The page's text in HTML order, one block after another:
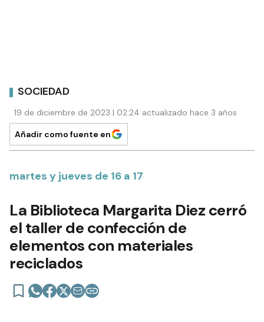
SOCIEDAD
19 de diciembre de 2023 | 02:24 actualizado hace 3 años
Añadir como fuente en
martes y jueves de 16 a 17
La Biblioteca Margarita Diez cerró
el taller de confección de
elementos con materiales
reciclados